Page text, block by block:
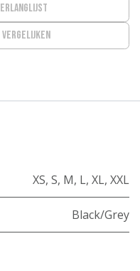
vergelijken
XS, S, M, L, XL, XXL
Black/Grey